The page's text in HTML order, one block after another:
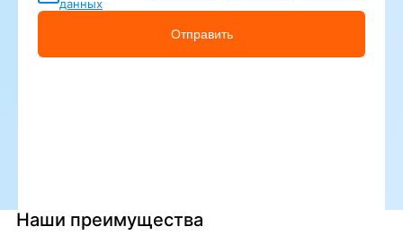
данных
Отправить
Наши преимущества